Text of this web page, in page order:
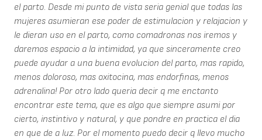
el parto. Desde mi punto de vista seria genial que todas las
mujeres asumieran ese poder de estimulacion y relajacion y
le dieran uso en el parto, como comadronas nos iremos y
daremos espacio a la intimidad, ya que sinceramente creo
puede ayudar a una buena evolucion del parto, mas rapido,
menos doloroso, mas oxitocina, mas endorfinas, menos
adrenalina! Por otro lado queria decir q me enctanto
encontrar este tema, que es algo que siempre asumi por
cierto, instintivo y natural, y que pondre en practica el dia
en que de a luz. Por el momento puedo decir q llevo mucho